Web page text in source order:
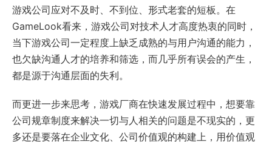
游戏公司应对不及时、不到位、形式老套的短板。在
GameLook看来，游戏公司对技术人才高度热衷的同时，
当下游戏公司一定程度上缺乏成熟的与用户沟通的能力，
也欠缺沟通人才的培养和筛选，而几乎所有误会的产生，
都是源于沟通层面的失利。
而更进一步来思考，游戏厂商在快速发展过程中，想要靠
公司规章制度来解决一切与人相关的问题是不现实的，更
多还是要落在企业文化、公司价值观的构建上，用价值观